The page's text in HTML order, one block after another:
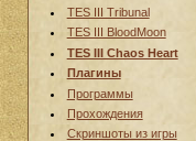
TES III Tribunal
TES III BloodMoon
TES III Chaos Heart
Плагины
Программы
Прохождения
Скриншоты из игры